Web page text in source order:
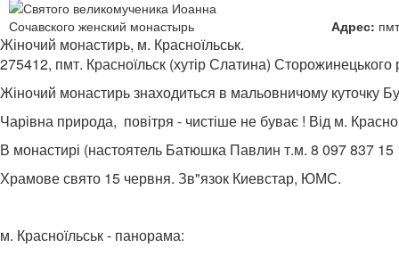
Адрес:
Жіночий монастирь, м. Красноїльськ.
275412, пмт. Красноїльск (хутір Слатина)
Жіночий монастирь знаходиться в мальовничому куточку
Чарівна природа, повітря - чистіше не буває ! Від м.
В монастирі (настоятель Батюшка Павлин т.м. 8 097 837 15
Храмове свято 15 червня. Зв"язок Киевстар, ЮМС.
м. Красноїльськ - панорама: